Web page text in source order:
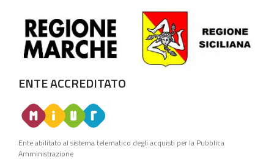
ENTE ACCREDITATO
Ente abilitato al sistema telematico degli acquisti per la Pubblica
Amministrazione